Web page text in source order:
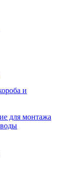
и
для монтажа